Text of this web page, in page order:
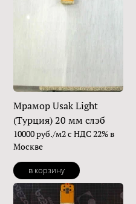
Мрамор Usak Light
(Турция) 20 мм слэб
10000 руб./м2 с НДС 22% в
Москве
в корзину